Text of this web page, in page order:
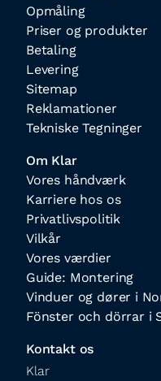
Opmåling
Priser og produkter
Betaling
Levering
Sitemap
Reklamationer
Tekniske Tegninger
Om Klar
Vores håndværk
Karriere hos os
Privatlivspolitik
Vilkår
Vores værdier
Guide: Montering
Vinduer og dører i
Fönster och dörrar i
Kontakt os
Klar